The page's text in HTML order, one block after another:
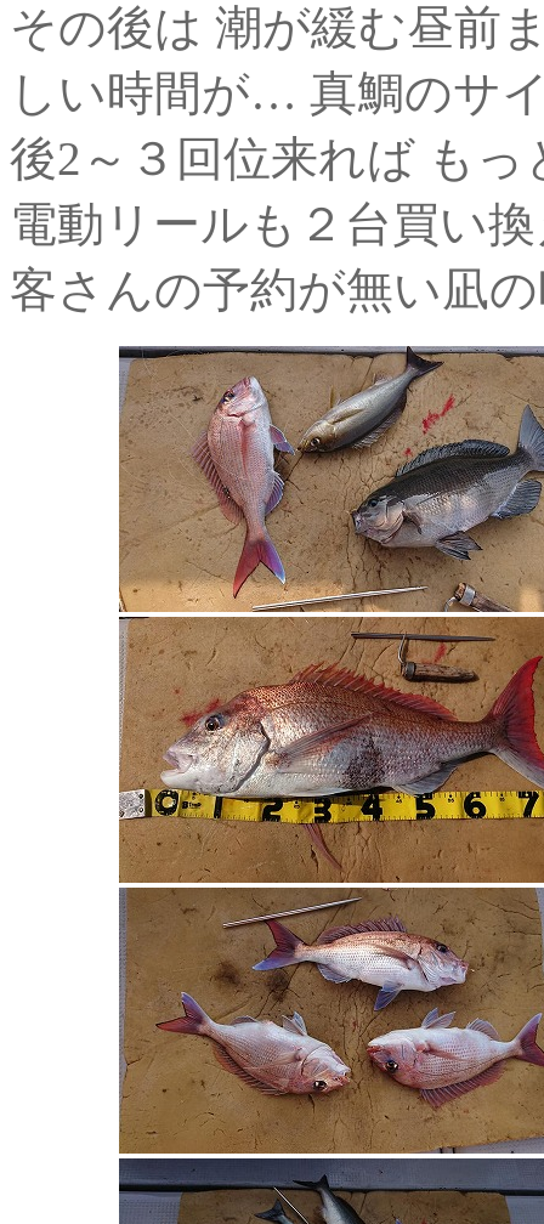
その後は 潮が緩む昼前
しい時間が… 真鯛のサ
後2～３回位来れば も
電動リールも２台買い
客さんの予約が無い凪